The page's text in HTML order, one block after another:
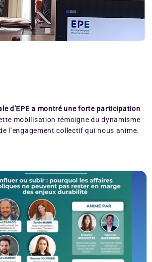
d’EPE a montré une forte participation
mobilisation témoigne du dynamisme
l’engagement collectif qui nous anime.